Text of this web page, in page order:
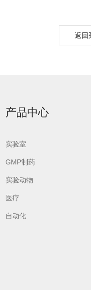
极智版
返回
产品中心
实验室
GMP制药
实验动物
医疗
自动化